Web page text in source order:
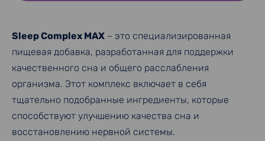
Sleep Complex МАХ – это специализированная
пищевая добавка, разработанная для поддержки
качественного сна и общего расслабления
организма. Этот комплекс включает в себя
тщательно подобранные ингредиенты, которые
способствуют улучшению качества сна и
восстановлению нервной системы.